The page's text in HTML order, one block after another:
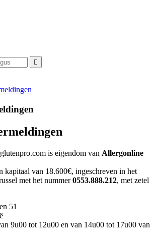

is eigendom van Allergonline
kapitaal van 18.600€, ingeschreven in het
met het nummer0553.888.212, met zetel
51
9u00 tot 12u00 en van 14u00 tot 17u00 van